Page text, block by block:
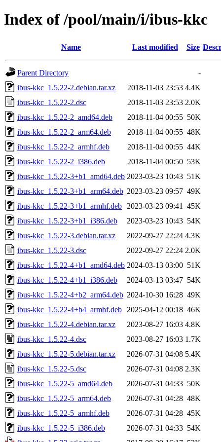
Index of /pool/main/i/ibus-kkc
Name Last modified Size
Parent Directory
-
ibus-kkc_1.5.22-2.debian.tar.xz
2018-11-03 23:53 4.4K
ibus-kkc_1.5.22-2.dsc
2018-11-03 23:53 2.0K
ibus-kkc_1.5.22-2_amd64.deb
2018-11-04 00:55 50K
ibus-kkc_1.5.22-2_arm64.deb
2018-11-04 00:55 48K
ibus-kkc_1.5.22-2_armhf.deb
2018-11-04 00:55 44K
ibus-kkc_1.5.22-2_i386.deb
2018-11-04 00:50 53K
ibus-kkc_1.5.22-3+b1_amd64.deb 2023-03-23 10:43 51K
ibus-kkc_1.5.22-3+b1_arm64.deb 2023-03-23 09:57 49K
ibus-kkc_1.5.22-3+b1_armhf.deb
2023-03-23 09:41
45K
ibus-kkc_1.5.22-3+b1_i386.deb
2023-03-23 10:43 54K
ibus-kkc_1.5.22-3.debian.tar.xz
2022-09-27 22:24 4.3K
ibus-kkc_1.5.22-3.dsc
2022-09-27 22:24 2.0K
ibus-kkc_1.5.22-4+b1_amd64.deb 2024-03-13 03:00 51K
ibus-kkc_1.5.22-4+b1_i386.deb
2024-03-13 03:47 54K
ibus-kkc_1.5.22-4+b2_arm64.deb 2024-10-30 16:28 49K
ibus-kkc_1.5.22-4+b4_armhf.deb
2025-04-12 00:18 46K
ibus-kkc_1.5.22-4.debian.tar.xz
2023-08-27 16:03 4.8K
ibus-kkc_1.5.22-4.dsc
2023-08-27 16:03 1.7K
ibus-kkc_1.5.22-5.debian.tar.xz
2026-07-31 04:08 5.4K
ibus-kkc_1.5.22-5.dsc
2026-07-31 04:08 2.3K
ibus-kkc_1.5.22-5_amd64.deb
2026-07-31 04:33 50K
ibus-kkc_1.5.22-5_arm64.deb
2026-07-31 04:28 48K
ibus-kkc_1.5.22-5_armhf.deb
2026-07-31 04:28 45K
ibus-kkc_1.5.22-5_i386.deb
2026-07-31 04:33 54K